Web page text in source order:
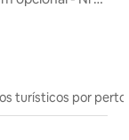
turísticos por perto